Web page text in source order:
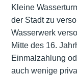
Kleine
der Stadt zu
Wasserwerk
Mitte des 16.
Einmalzahlung
auch wenige